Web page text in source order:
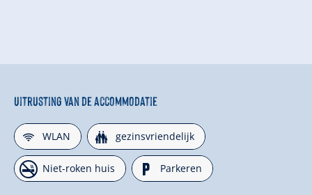
Uitrusting van de accommodatie
🜉WLAN 🍺gezinsvriendelijk
🏝Niet-roken huis 🐈Parkeren